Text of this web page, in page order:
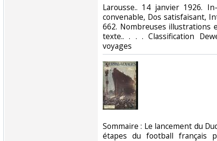
‎Larousse.. 14 janvier 1926.
convenable, Dos satisfaisant,
662. Nombreuses
texte.. . . . Classification
voyages‎
‎Sommaire : Le lancement du
étapes du football français